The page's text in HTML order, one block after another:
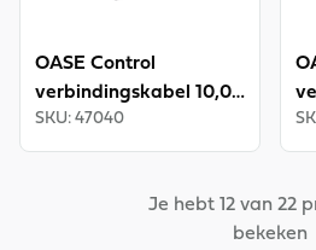
OASE Control
verbindingskabel 10,0
m INT
SKU: 47040
Je hebt 12 van 22
bekeken